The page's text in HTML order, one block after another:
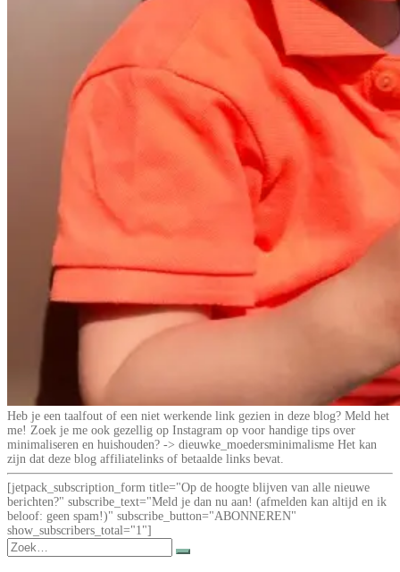
Heb je een taalfout of een niet werkende link gezien in deze blog? Meld het
me! Zoek je me ook gezellig op Instagram op voor handige tips over
minimaliseren en huishouden? -> dieuwke_moedersminimalisme Het kan
zijn dat deze blog affiliatelinks of betaalde links bevat.
[jetpack_subscription_form title="Op de hoogte blijven van alle nieuwe
berichten?" subscribe_text="Meld je dan nu aan! (afmelden kan altijd en ik
beloof: geen spam!)" subscribe_button="ABONNEREN"
show_subscribers_total="1"]
Zoek
naar: